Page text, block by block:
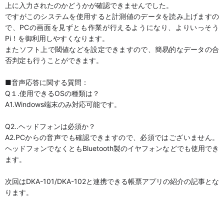
上に入力されたのかどうかが確認できませんでした。
ですがこのシステムを使用すると計測値のデータを読み上げますの
で、PCの画面を見ずとも作業が行えるようになり、よりいっそう
Pi！を御利用しやすくなります。
またソフト上で閾値などを設定できますので、簡易的なデータの合
否判定も行うことができます。
■音声応答に関する質問：
Q１.使用できるOSの種類は？
A1.Windows端末のみ対応可能です。
Q2..ヘッドフォンは必須か？
A2.PCからの音声でも確認できますので、必須ではございません。
ヘッドフォンでなくともBluetooth製のイヤフォンなどでも使用でき
ます。
次回はDKA-101/DKA-102と連携できる帳票アプリの紹介の記事とな
ります。